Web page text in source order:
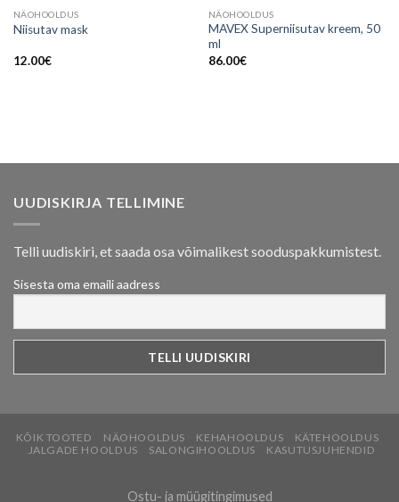
NÄOHOOLDUS
Niisutav mask
12.00€
NÄOHOOLDUS
MAVEX Superniisutav kreem, 50
ml
86.00€
UUDISKIRJA TELLIMINE
Telli uudiskiri, et saada osa võimalikest sooduspakkumistest.
Sisesta oma emaili aadress
KÕIK TOOTED NÄOHOOLDUS KEHAHOOLDUS
KÄTEHOOLDUS
JALGADE HOOLDUS
SALONGIHOOLDUS KASUTUSJUHENDID
Ostu- ja müügitingimused